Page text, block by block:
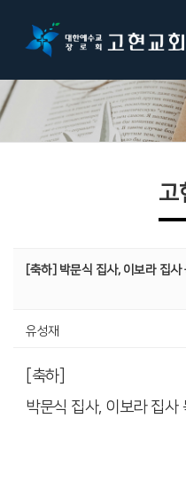
고
[축하] 박문식 집사, 이보라 집사
유성재
[축하]
박문식 집사, 이보라 집사